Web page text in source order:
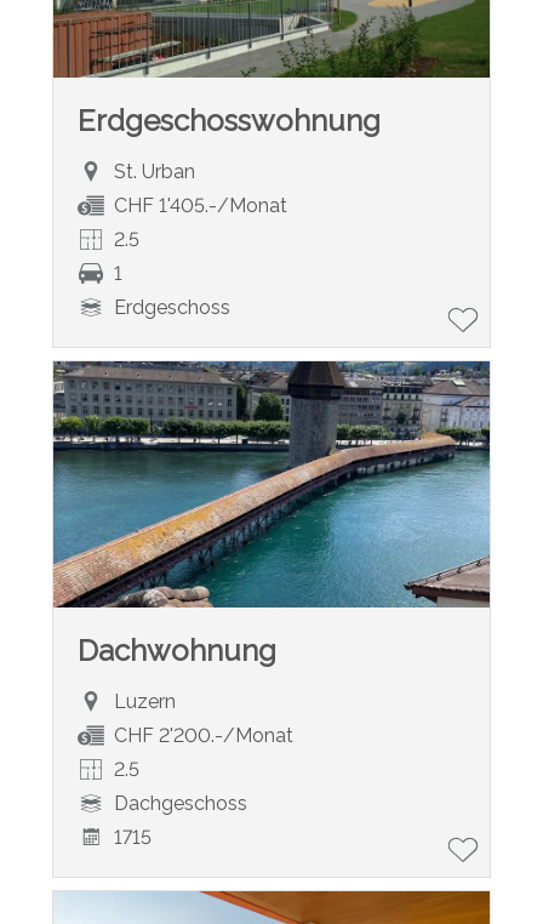
Erdgeschosswohnung
St. Urban
CHF 1'405.-/Monat
2.5
1
Erdgeschoss
Dachwohnung
Luzern
CHF 2'200.-/Monat
2.5
Dachgeschoss
1715